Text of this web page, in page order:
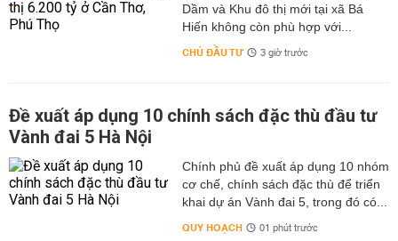
Dầm và Khu đô thị mới tại xã Bá
Hiến không còn phù hợp với...
CHỦ ĐẦU TƯ 3 giờ trước
Đề xuất áp dụng 10 chính sách đặc thù đầu tư
Vành đai 5 Hà Nội
Chính phủ đề xuất áp dụng 10 nhóm
cơ chế, chính sách đặc thù để triển
khai dự án Vành đai 5, trong đó có...
QUY HOẠCH 01 phút trước